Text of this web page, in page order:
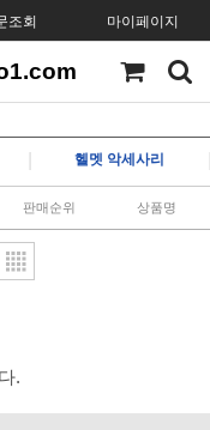
조회 마이페이지
헬멧 악세사리
판매순위 상품명
.